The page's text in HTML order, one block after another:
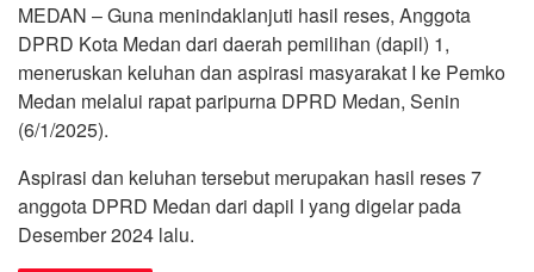
MEDAN – Guna menindaklanjuti hasil reses, Anggota
DPRD Kota Medan dari daerah pemilihan (dapil) 1,
meneruskan keluhan dan aspirasi masyarakat I ke Pemko
Medan melalui rapat paripurna DPRD Medan, Senin
(6/1/2025).
Aspirasi dan keluhan tersebut merupakan hasil reses 7
anggota DPRD Medan dari dapil I yang digelar pada
Desember 2024 lalu.